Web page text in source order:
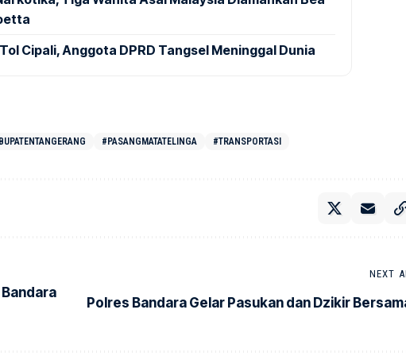
Cipali, Anggota DPRD Tangsel Meninggal Dunia
#PASANGMATATELINGA #TRANSPORTASI
NEXT
Polres Bandara Gelar Pasukan dan Dzikir